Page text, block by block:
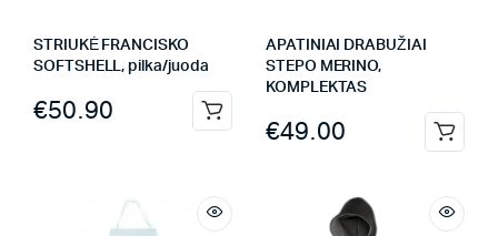
STRIUKĖ FRANCISKO
SOFTSHELL, pilka/juoda
€50.90
APATINIAI DRABUŽIAI
STEPO MERINO,
KOMPLEKTAS
€49.00